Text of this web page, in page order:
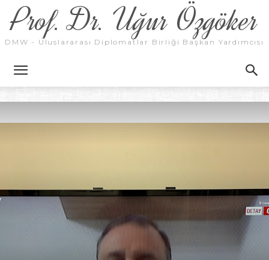
Prof. Dr. Uğur Özgöker
DMW - Uluslararası Diplomatlar Birliği Başkan Yardımcısı